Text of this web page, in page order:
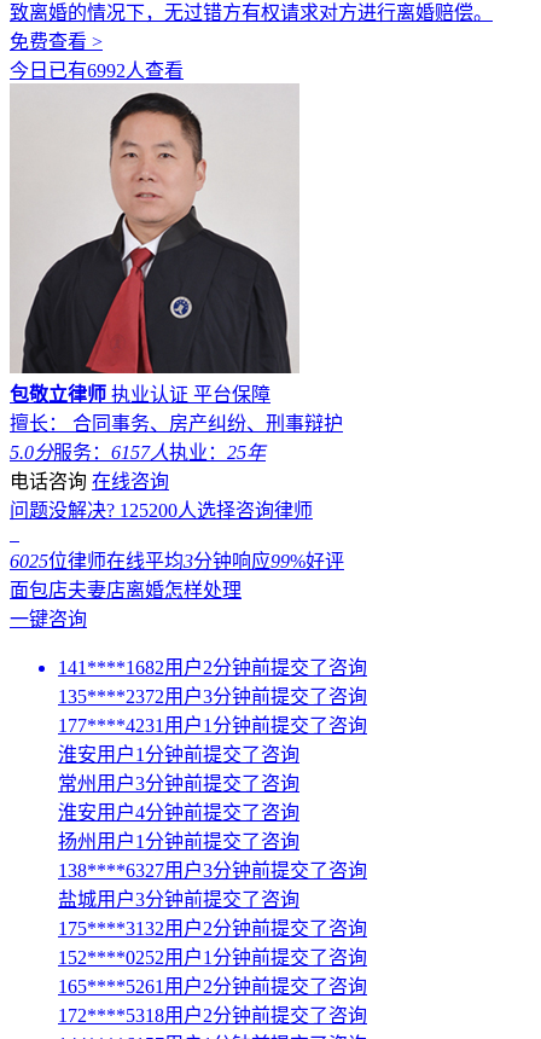
致离婚的情况下，无过错方有权请求对方进行离婚赔偿。
免费查看 >
今日已有6992人查看
包敬立律师 执业认证 平台保障
擅长： 合同事务、房产纠纷、刑事辩护
5.0分服务： 6157人执业： 25年
电话咨询 在线咨询
问题没解决? 125200人选择咨询律师
6025位律师在线平均3分钟响应99%好评
面包店夫妻店离婚怎样处理
一键咨询
141****1682用户2分钟前提交了咨询
135****2372用户3分钟前提交了咨询
177****4231用户1分钟前提交了咨询
淮安用户1分钟前提交了咨询
常州用户3分钟前提交了咨询
淮安用户4分钟前提交了咨询
扬州用户1分钟前提交了咨询
138****6327用户3分钟前提交了咨询
盐城用户3分钟前提交了咨询
175****3132用户2分钟前提交了咨询
152****0252用户1分钟前提交了咨询
165****5261用户2分钟前提交了咨询
172****5318用户2分钟前提交了咨询